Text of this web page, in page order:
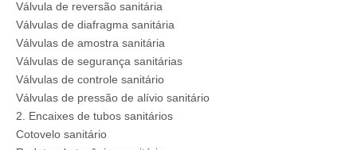
Válvula de reversão sanitária
Válvulas de diafragma sanitária
Válvulas de amostra sanitária
Válvulas de segurança sanitárias
Válvulas de controle sanitário
Válvulas de pressão de alívio sanitário
2. Encaixes de tubos sanitários
Cotovelo sanitário